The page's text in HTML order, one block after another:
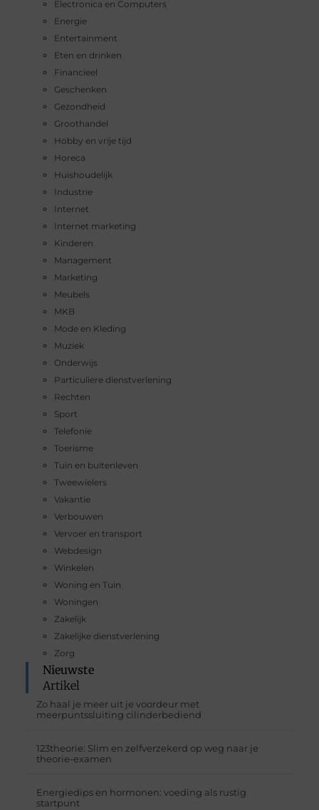
Electronica en Computers
Energie
Entertainment
Eten en drinken
Financieel
Geschenken
Gezondheid
Groothandel
Hobby en vrije tijd
Horeca
Huishoudelijk
Industrie
Internet
Internet marketing
Kinderen
Management
Marketing
Meubels
MKB
Mode en Kleding
Muziek
Onderwijs
Particuliere dienstverlening
Rechten
Sport
Telefonie
Toerisme
Tuin en buitenleven
Tweewielers
Vakantie
Verbouwen
Vervoer en transport
Webdesign
Winkelen
Woning en Tuin
Woningen
Zakelijk
Zakelijke dienstverlening
Zorg
Nieuwste
Artikel
Zo haal je meer uit je voordeur met
meerpuntssluiting cilinderbediend
123theorie: Slim en zelfverzekerd op weg naar je
theorie-examen
Energiedips en hormonen: voeding als rustig
startpunt